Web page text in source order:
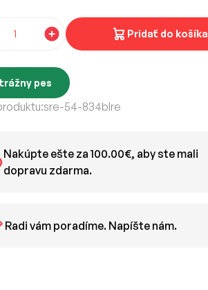
Pridať do košíka
pes
sre-54-834blre
Nakúpte ešte za 100.00€, aby ste mali
dopravu zdarma.
Radi vám poradíme. Napíšte nám.